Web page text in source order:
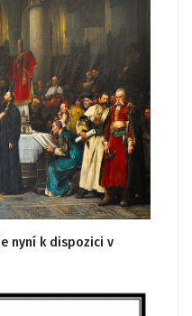
nyní k dispozici v